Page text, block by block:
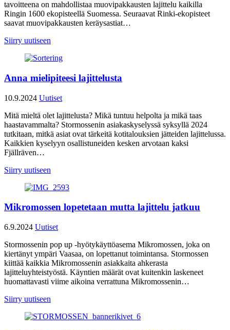
tavoitteena on mahdollistaa muovipakkausten lajittelu kaikilla
Ringin 1600 ekopisteellä Suomessa. Seuraavat Rinki-ekopisteet
saavat muovipakkausten keräysastiat…
Siirry uutiseen
Anna mielipiteesi lajittelusta
10.9.2024 Uutiset
Mitä mieltä olet lajittelusta? Mikä tuntuu helpolta ja mikä taas
haastavammalta? Stormossenin asiakaskyselyssä syksyllä 2024
tutkitaan, mitkä asiat ovat tärkeitä kotitalouksien jätteiden lajittelussa.
Kaikkien kyselyyn osallistuneiden kesken arvotaan kaksi
Fjällräven…
Siirry uutiseen
Mikromossen lopetetaan mutta lajittelu jatkuu
6.9.2024 Uutiset
Stormossenin pop up -hyötykäyttöasema Mikromossen, joka on
kiertänyt ympäri Vaasaa, on lopettanut toimintansa. Stormossen
kiittää kaikkia Mikromossenin asiakkaita ahkerasta
lajitteluyhteistyöstä. Käyntien määrät ovat kuitenkin laskeneet
huomattavasti viime aikoina verrattuna Mikromossenin…
Siirry uutiseen